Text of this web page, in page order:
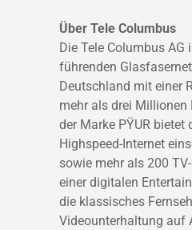
Über Tele Columbus
Die Tele Columbus AG
führenden
Deutschland mit einer
mehr als drei Millionen
der Marke PΫUR bietet
Highspeed-Internet
sowie mehr als 200
einer digitalen
die klassisches
Videounterhaltung auf